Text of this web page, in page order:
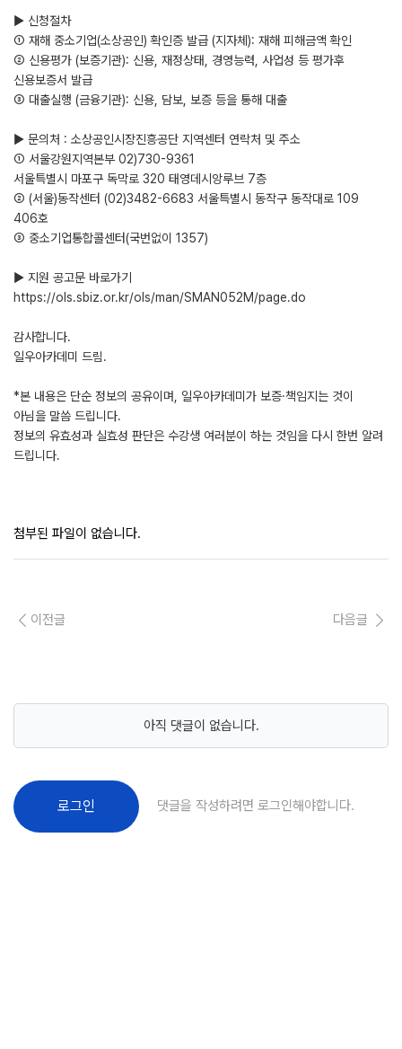
▶ 신청절차
① 재해 중소기업(소상공인) 확인증 발급 (지자체): 재해 피해금액 확인
② 신용평가 (보증기관): 신용, 재정상태, 경영능력, 사업성 등 평가후
신용보증서 발급
③ 대출실행 (금융기관): 신용, 담보, 보증 등을 통해 대출
▶ 문의처 : 소상공인시장진흥공단 지역센터 연락처 및 주소
① 서울강원지역본부 02)730-9361
서울특별시 마포구 독막로 320 태영데시앙루브 7층
② (서울)동작센터 (02)3482-6683 서울특별시 동작구 동작대로 109
406호
③ 중소기업통합콜센터(국번없이 1357)
▶ 지원 공고문 바로가기
https://ols.sbiz.or.kr/ols/man/SMAN052M/page.do
감사합니다.
일우아카데미 드림.
*본 내용은 단순 정보의 공유이며, 일우아카데미가 보증·책임지는 것이
아님을 말씀 드립니다.
정보의 유효성과 실효성 판단은 수강생 여러분이 하는 것임을 다시 한번 알려
드립니다.
첨부된 파일이 없습니다.
이전글 다음글
아직 댓글이 없습니다.
로그인 댓글을 작성하려면 로그인해야합니다.